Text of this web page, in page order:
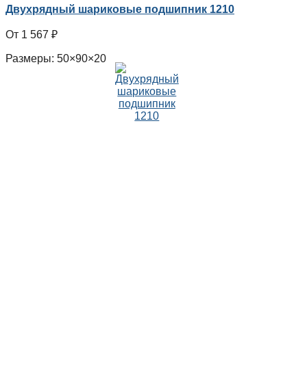
Двухрядный шариковые подшипник 1210
1 567 ₽
Размеры: 50×90×20